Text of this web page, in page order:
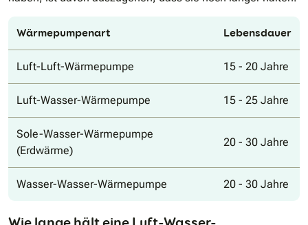
Wärmepumpenart Lebensdauer
Luft-Luft-Wärmepumpe 15 - 20 Jahre
Luft-Wasser-Wärmepumpe 15 - 25 Jahre
Sole-Wasser-Wärmepumpe
(Erdwärme)
20 - 30 Jahre
Wasser-Wasser-Wärmepumpe 20 - 30 Jahre